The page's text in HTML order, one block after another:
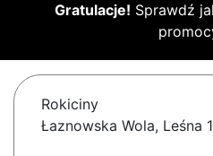
Gratulacje! Sprawdź
Rokiciny
Łaznowska Wola, Leśna 1